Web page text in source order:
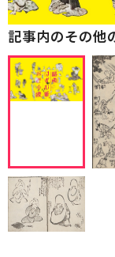
記事内のその他